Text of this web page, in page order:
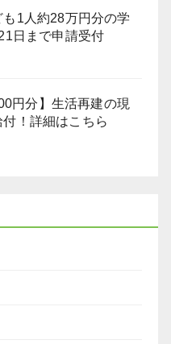
も1人約28万円分の学
日まで申請受付
円分】生活再建の現
！詳細はこちら